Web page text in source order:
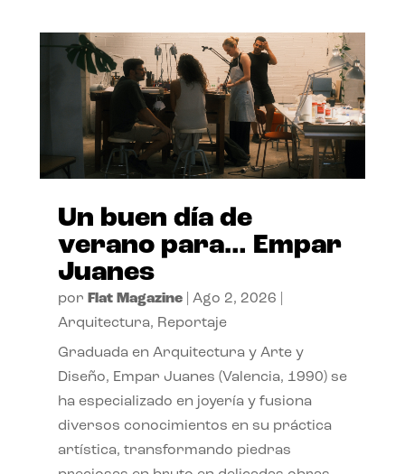
Un buen día de
verano para… Empar
Juanes
por Flat Magazine| Ago 2, 2026
Arquitectura, Reportaje
Graduada en Arquitectura y Arte y
Diseño, Empar Juanes (Valencia, 1990) se
ha especializado en joyería y fusiona
diversos conocimientos en su práctica
artística, transformando piedras